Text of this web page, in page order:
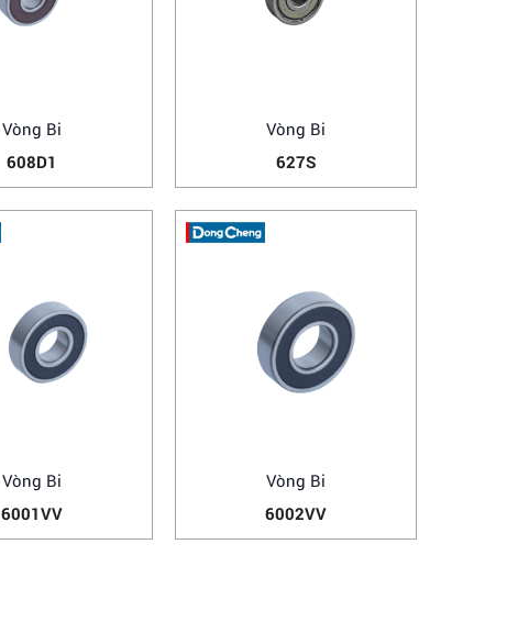
Vòng Bi
608D1
Vòng Bi
627S
Vòng Bi
6001VV
Vòng Bi
6002VV